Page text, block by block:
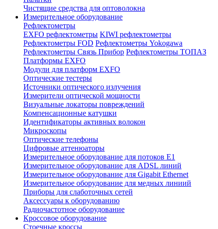
Чистящие средства для оптоволокна
Измерительное оборудование
Рефлектометры
EXFO рефлектометры KIWI рефлектометры
Рефлектометры FOD Рефлектометры Yokogawa
Рефлектометры Связь Прибор Рефлектометры ТОПАЗ
Платформы EXFO
Модули для платформ EXFO
Оптические тестеры
Источники оптического излучения
Измерители оптической мощности
Визуальные локаторы повреждений
Компенсационные катушки
Идентификаторы активных волокон
Микроскопы
Оптические телефоны
Цифровые аттенюаторы
Измерительное оборудование для потоков Е1
Измерительное оборудование для ADSL линий
Измерительное оборудование для Gigabit Ethernet
Измерительное оборудование для медных линиий
Приборы для слаботочных сетей
Аксессуары к оборудованию
Радиочастотное оборудование
Кроссовое оборудование
Стоечные кроссы